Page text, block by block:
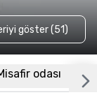
göster (51)
odası